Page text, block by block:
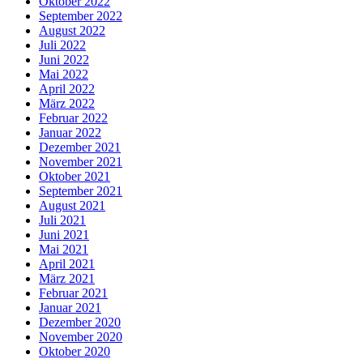
September 2022
August 2022
Juli 2022
Juni 2022
Mai 2022
April 2022
März 2022
Februar 2022
Januar 2022
Dezember 2021
November 2021
Oktober 2021
September 2021
August 2021
Juli 2021
Juni 2021
Mai 2021
April 2021
März 2021
Februar 2021
Januar 2021
Dezember 2020
November 2020
Oktober 2020